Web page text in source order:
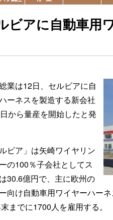
ビアに自動車用
業は12日、セルビアに自
ーネスを製造する新会社
から量産を開始したと発
ビア」は矢崎ワイヤリン
の100％子会社としてス
30.6億円で、主に欧州の
向け自動車用ワイヤーハー
までに1700人を雇用する。